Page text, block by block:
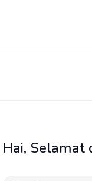
Hai, Selamat